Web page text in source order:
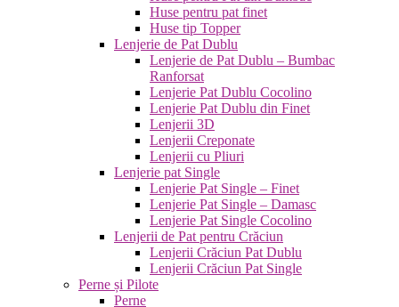
Huse pentru pat finet
Huse tip Topper
Lenjerie de Pat Dublu
Lenjerie de Pat Dublu – Bumbac
Ranforsat
Lenjerie Pat Dublu Cocolino
Lenjerie Pat Dublu din Finet
Lenjerii 3D
Lenjerii Creponate
Lenjerii cu Pliuri
Lenjerie pat Single
Lenjerie Pat Single – Finet
Lenjerie Pat Single – Damasc
Lenjerie Pat Single Cocolino
Lenjerii de Pat pentru Crăciun
Lenjerii Crăciun Pat Dublu
Lenjerii Crăciun Pat Single
Perne și Pilote
Perne